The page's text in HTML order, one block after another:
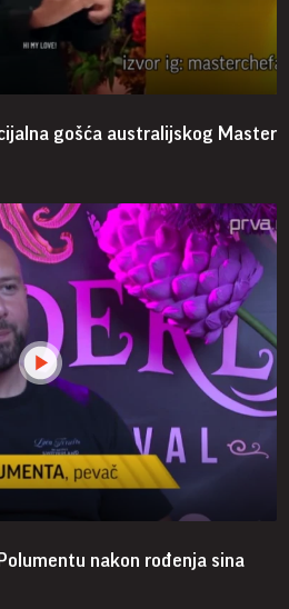
gošća australijskog Master
nakon rođenja sina